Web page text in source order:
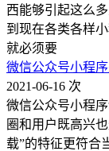
西能够引起这么
到现在各类各样
就必须要
微信公众号小程
2021-06-16 次
微信公众号小程
圈和用户既高兴
载”的特征更符合